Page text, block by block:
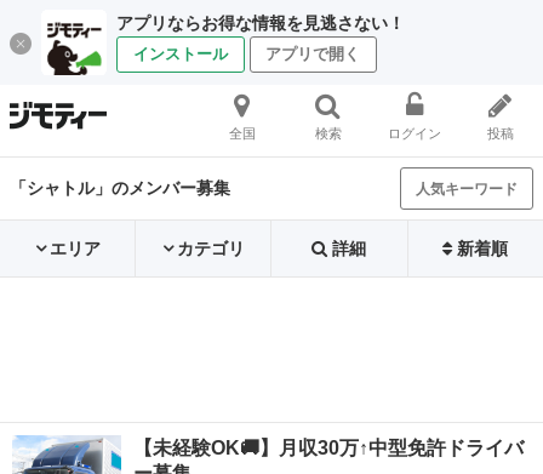
アプリならお得な情報を見逃さない！
インストール アプリで開く
全国 検索 ログイン 投稿
「シャトル」のメンバー募集 人気キーワード
エリア カテゴリ 詳細 新着順
【未経験OK🚚】月収30万↑中型免許ドライバ